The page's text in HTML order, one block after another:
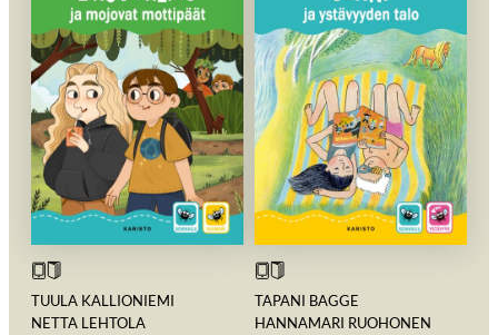
TUULA KALLIONIEMI
NETTA LEHTOLA
TAPANI BAGGE
HANNAMARI RUOHONEN